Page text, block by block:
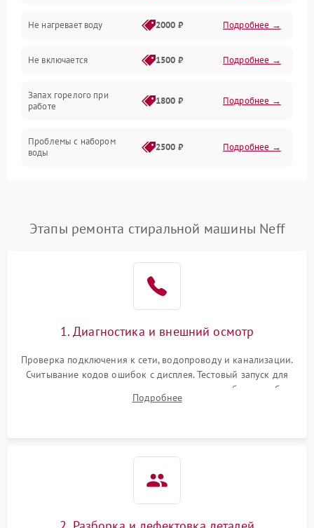
Программное обеспечение
Не нагревает воду 2000 ₽ Подробнее →
Не включается 1500 ₽ Подробнее →
Запах горелого при
работе
1800 ₽ Подробнее →
Проблемы с набором
воды
2500 ₽ Подробнее →
Замена платы управления Подробнее →
Этапы ремонта стиральной машины Neff
1. Диагностика и внешний осмотр
Проверка подключения к сети, водопроводу и канализации.
Считывание кодов ошибок с дисплея. Тестовый запуск для
выявления посторонних шумов, протечек или сбоев в работе
электронного модуля управления.
Подробнее